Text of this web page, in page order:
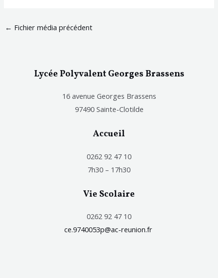
← Fichier média précédent
Lycée Polyvalent Georges Brassens
16 avenue Georges Brassens
97490 Sainte-Clotilde
Accueil
0262 92 47 10
7h30 – 17h30
Vie Scolaire
0262 92 47 10
ce.9740053p@ac-reunion.fr